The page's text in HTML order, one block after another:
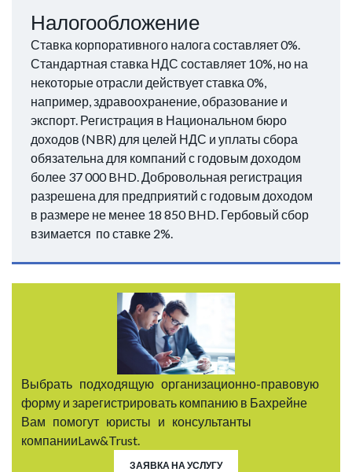
Налогообложение
Ставка корпоративного налога составляет 0%.
Стандартная ставка НДС составляет 10%, но на
некоторые отрасли действует ставка 0%,
например, здравоохранение, образование и
экспорт. Регистрация в Национальном бюро
доходов (NBR) для целей НДС и уплаты сбора
обязательна для компаний с годовым доходом
более 37 000 BHD. Добровольная регистрация
разрешена для предприятий с годовым доходом
в размере не менее 18 850 BHD. Гербовый сбор
взимается по ставке 2%.
Выбрать подходящую организационно-правовую
форму и зарегистрировать компанию в Бахрейне
Вам помогут юристы и консультанты
компанииLaw&Trust.
ЗАЯВКА НА УСЛУГУ